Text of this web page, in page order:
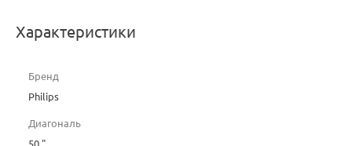
Характеристики
Бренд
Philips
Диагональ
50 "